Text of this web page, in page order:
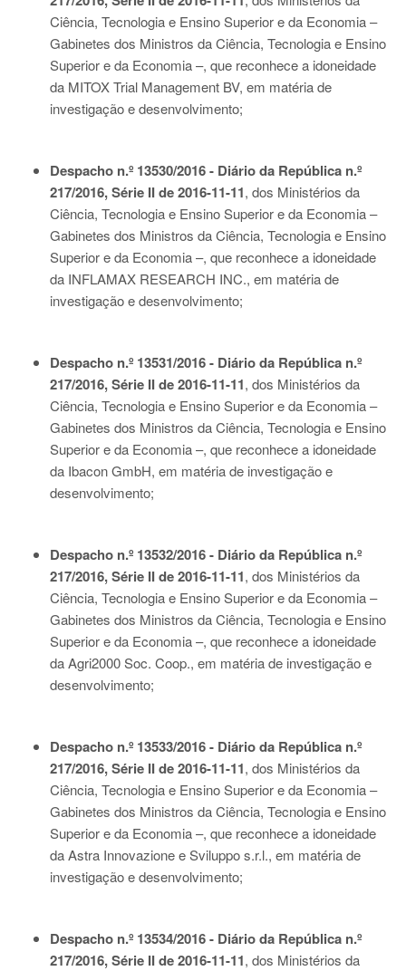
Ciência, Tecnologia e Ensino Superior e da Economia –
Gabinetes dos Ministros da Ciência, Tecnologia e Ensino
Superior e da Economia –, que reconhece a idoneidade
da MITOX Trial Management BV, em matéria de
investigação e desenvolvimento;
Despacho n.º 13530/2016 - Diário da República n.º
217/2016, Série II de 2016-11-11, dos Ministérios da
Ciência, Tecnologia e Ensino Superior e da Economia –
Gabinetes dos Ministros da Ciência, Tecnologia e Ensino
Superior e da Economia –, que reconhece a idoneidade
da INFLAMAX RESEARCH INC., em matéria de
investigação e desenvolvimento;
Despacho n.º 13531/2016 - Diário da República n.º
217/2016, Série II de 2016-11-11, dos Ministérios da
Ciência, Tecnologia e Ensino Superior e da Economia –
Gabinetes dos Ministros da Ciência, Tecnologia e Ensino
Superior e da Economia –, que reconhece a idoneidade
da Ibacon GmbH, em matéria de investigação e
desenvolvimento;
Despacho n.º 13532/2016 - Diário da República n.º
217/2016, Série II de 2016-11-11, dos Ministérios da
Ciência, Tecnologia e Ensino Superior e da Economia –
Gabinetes dos Ministros da Ciência, Tecnologia e Ensino
Superior e da Economia –, que reconhece a idoneidade
da Agri2000 Soc. Coop., em matéria de investigação e
desenvolvimento;
Despacho n.º 13533/2016 - Diário da República n.º
217/2016, Série II de 2016-11-11, dos Ministérios da
Ciência, Tecnologia e Ensino Superior e da Economia –
Gabinetes dos Ministros da Ciência, Tecnologia e Ensino
Superior e da Economia –, que reconhece a idoneidade
da Astra Innovazione e Sviluppo s.r.l., em matéria de
investigação e desenvolvimento;
Despacho n.º 13534/2016 - Diário da República n.º
217/2016, Série II de 2016-11-11, dos Ministérios da